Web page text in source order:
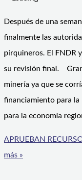
Después de una
finalmente las
pirquineros. El FNDR
su revisión final.
minería ya que se
financiamiento para
para la economía
APRUEBAN
más »